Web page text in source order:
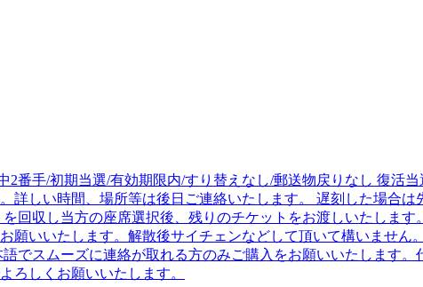
2番手/初期当選/有効期限内/すり替えなし/郵送物戻りなし 復活
詳しい時間、場所等は後日ご連絡いたします。 遅刻した場合
回収し当方の座席選択後、残りのチケットをお渡しいたしま
願いいたします。解散後サイチェンなどして頂いて構いませ
でスムーズに連絡が取れる方のみご購入をお願いいたします
ろしくお願いいたします。